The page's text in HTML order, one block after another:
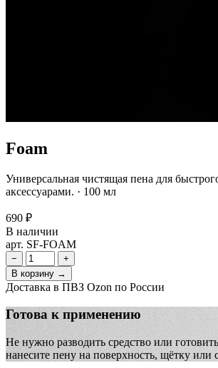
Foam
Универсальная чистящая пена для
аксессуарами. · 100 мл
690 ₽
В наличии
арт. SF-FOAM
−
+
В корзину →
Доставка в ПВЗ Ozon по России
Готова к применению
Не нужно разводить средство или
нанесите пену на поверхность, щётку или